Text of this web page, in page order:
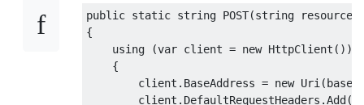
public static string POST(string
{
using (var client = new HttpClient())
    {
        client.BaseAddress =
new
        client.DefaultRequestHeaders.Add(